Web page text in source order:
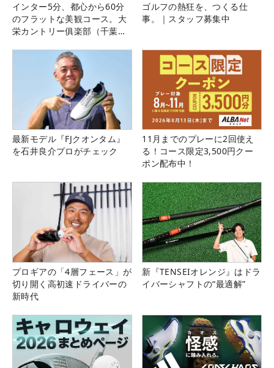
インター5分、都心から60分
のフラットな美観コース。大
栄カントリー俱楽部（千葉
ゴルフの熱狂を、つくる仕
事。｜スタッフ募集中
最新モデル『FJクオンタム』
を石井良介プロがチェック
11月までのプレーに2回使え
る！コース限定3,500円クー
ポン配布中！
プロギアの「4層フェース」が
切り開く高初速ドライバーの
新時代
新『TENSEIオレンジ』はドラ
イバーシャフトの“最適解”